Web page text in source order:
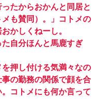
たからおかんと同居と
も賛同）。」コトメの
かしくねーし。
自分ほんと馬鹿すぎ
押し付ける気満々なの
の勤務の関係で顔を合
コトメにも何か言って